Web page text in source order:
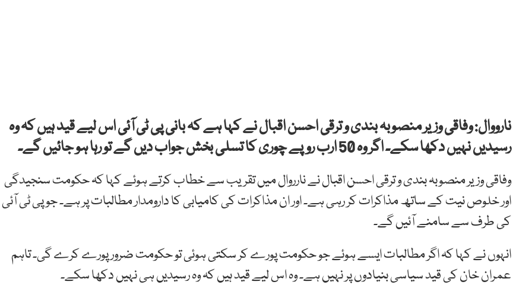
نارووال: وفاقی وزیر منصوبہ بندی و ترقی احسن اقبال نے کہا ہے کہ بانی پی ٹی آئی اس لیے قید ہیں کہ وہ
رسیدیں نہیں دکھا سکے۔ اگر وہ 50 ارب روپے چوری کا تسلی بخش جواب دیں گے تو رہا ہو جائیں گے۔
وفاقی وزیر منصوبہ بندی و ترقی احسن اقبال نے نارروال میں تقریب سے خطاب کرتے ہوئے کہا کہ حکومت سنجیدگی
اور خلوص نیت کے ساتھ مذاکرات کر رہی ہے۔ اور ان مذاکرات کی کامیابی کا دارومدار مطالبات پر ہے۔ جو پی ٹی آئی
کی طرف سے سامنے آئیں گے۔
انہوں نے کہا کہ اگر مطالبات ایسے ہوئے جو حکومت پورے کر سکتی ہوئی تو حکومت ضرور پورے کرے گی۔ تاہم
عمران خان کی قید سیاسی بنیادوں پر نہیں ہے۔ وہ اس لیے قید ہیں کہ وہ رسیدیں ہی نہیں دکھا سکے۔